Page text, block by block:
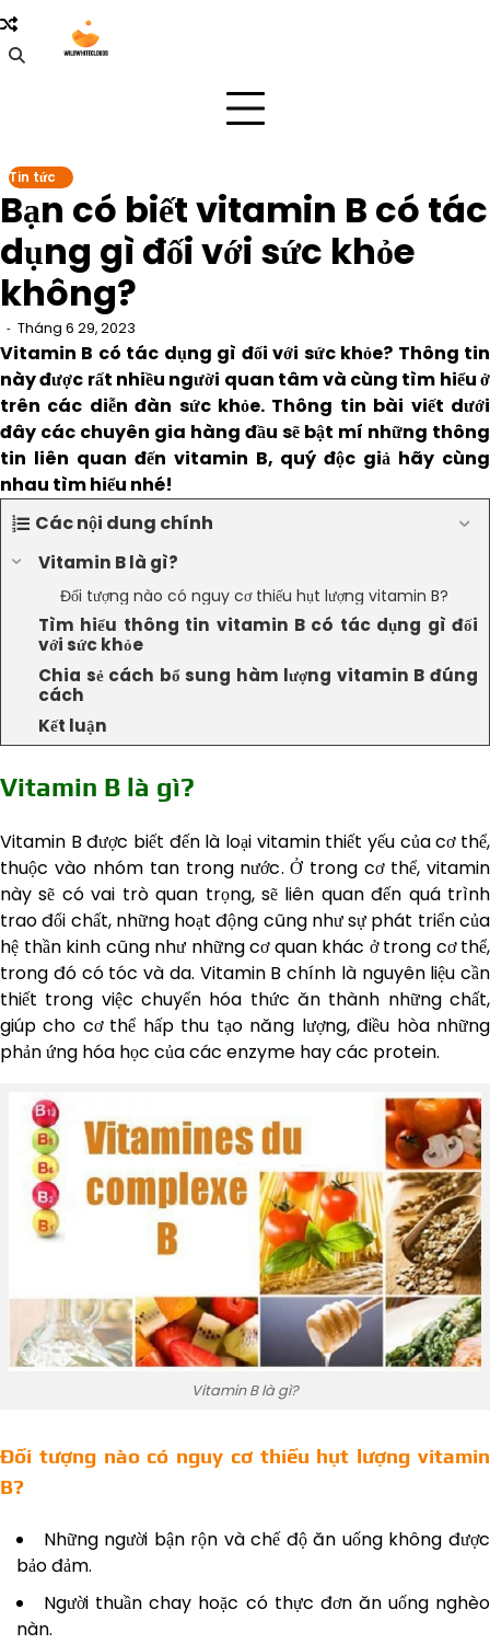
Skip
to
content
Tin tức
Bạn có biết vitamin B có tác
dụng gì đối với sức khỏe
không?
Tháng 6 29, 2023
Vitamin B có tác dụng gì đối với sức khỏe? Thông tin
này được rất nhiều người quan tâm và cùng tìm hiểu ở
trên các diễn đàn sức khỏe. Thông tin bài viết dưới
đây các chuyên gia hàng đầu sẽ bật mí những thông
tin liên quan đến vitamin B, quý độc giả hãy cùng
nhau tìm hiểu nhé!
Các nội dung chính
Vitamin B là gì?
Đối tượng nào có nguy cơ thiếu hụt lượng vitamin B?
Tìm hiểu thông tin vitamin B có tác dụng gì đối
với sức khỏe
Chia sẻ cách bổ sung hàm lượng vitamin B đúng
cách
Kết luận
Vitamin B là gì?
Vitamin B được biết đến là loại vitamin thiết yếu của cơ thể,
thuộc vào nhóm tan trong nước. Ở trong cơ thể, vitamin
này sẽ có vai trò quan trọng, sẽ liên quan đến quá trình
trao đổi chất, những hoạt động cũng như sự phát triển của
hệ thần kinh cũng như những cơ quan khác ở trong cơ thể,
trong đó có tóc và da. Vitamin B chính là nguyên liệu cần
thiết trong việc chuyển hóa thức ăn thành những chất,
giúp cho cơ thể hấp thu tạo năng lượng, điều hòa những
phản ứng hóa học của các enzyme hay các protein.
Vitamin B là gì?
Đối tượng nào có nguy cơ thiếu hụt lượng vitamin
B?
Những người bận rộn và chế độ ăn uống không được
bảo đảm.
Người thuần chay hoặc có thực đơn ăn uống nghèo
nàn.